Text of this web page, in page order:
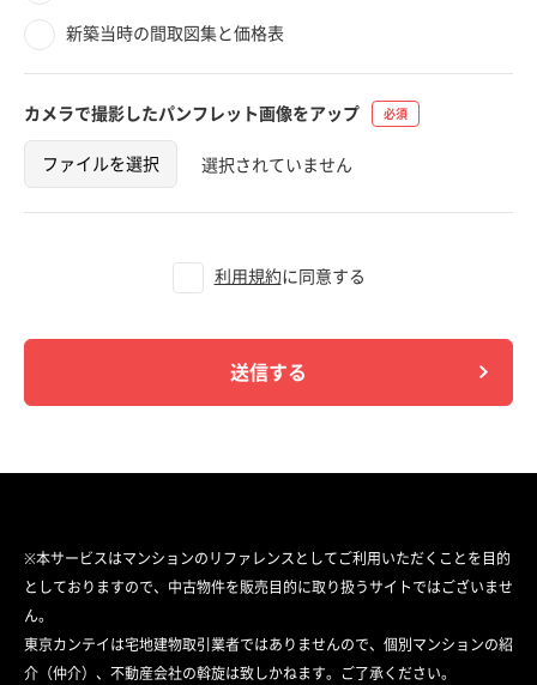
新築当時の間取図集と価格表
カメラで撮影したパンフレット画像をアップ
ファイルを選択 選択されていません
利用規約に同意する
送信する
※本サービスはマンションのリファレンスとしてご利用いただくことを目的
としておりますので、中古物件を販売目的に取り扱うサイトではございませ
ん。
東京カンテイは宅地建物取引業者ではありませんので、個別マンションの紹
介（仲介）、不動産会社の斡旋は致しかねます。ご了承ください。